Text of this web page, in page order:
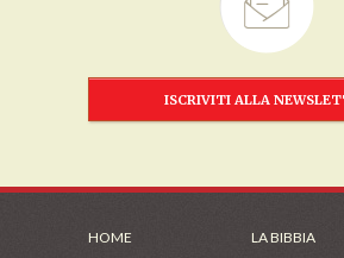
ISCRIVITI ALLA
HOME LA BIBBIA